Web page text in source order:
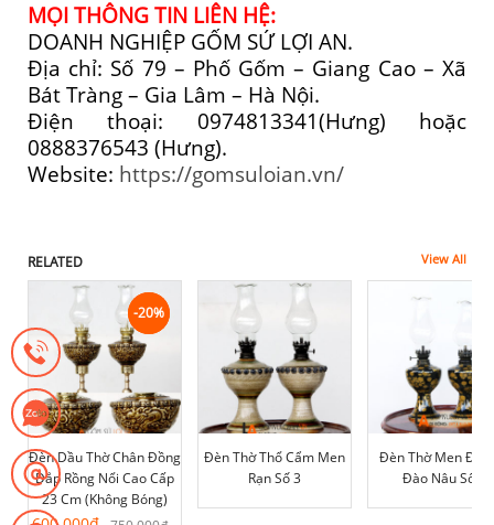
MỌI THÔNG TIN LIÊN HỆ:
DOANH NGHIỆP GỐM SỨ LỢI AN.
Địa chỉ: Số 79 – Phố Gốm – Giang Cao – Xã
Bát Tràng – Gia Lâm – Hà Nội.
Điện thoại: 0974813341(Hưng) hoặc
0888376543 (Hưng).
Website: https://gomsuloian.vn/
RELATED View All
-20%
-20%
Đèn Dầu Thờ Chân Đồng
Đắp Rồng Nổi Cao Cấp
23 Cm (không Bóng)
Đèn Thờ Thổ Cẩm Men
Rạn Số 3
Đèn Thờ Men Đen
Đào Nâu Số 2